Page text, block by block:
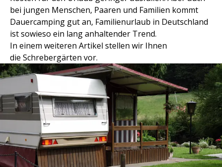
bei jungen Menschen, Paaren und Familien kommt
Dauercamping gut an, Familienurlaub in Deutschland
ist sowieso ein lang anhaltender Trend.
In einem weiteren Artikel stellen wir Ihnen
die Schrebergärten vor.